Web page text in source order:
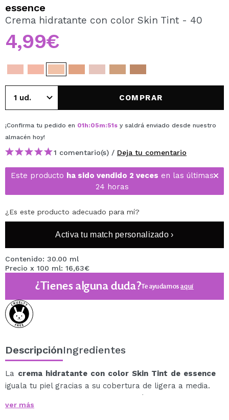
Al crear una cuenta en Maquillalia.com podrás realizar
tus compras rápidamente, revisar el estado de tus
pedidos y consultar tus operaciones anteriores.
essence
Crema hidratante con color Skin Tint - 40
4,99€
COMPRAR
¡Confirma tu pedido en 01h:05m:51s y saldrá enviado desde nuestro
almacén hoy!
1 comentario(s) / Deja tu comentario
Este producto ha sido vendido 2 veces en las últimas
24 horas
¿Es este producto adecuado para mí?
Activa tu match personalizado ›
Contenido: 30.00 ml
Precio x 100 ml: 16,63€
¿Tienes alguna duda?Te ayudamosaquí
DescripciónIngredientes
La crema hidratante con color Skin Tint de essence
iguala tu piel gracias a su cobertura de ligera a media.
Al mismo tiempo, es superligero y cómodo.
Este tinte de piel es la versión ligera de la base y no
ver más